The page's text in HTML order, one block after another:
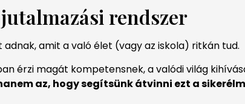
rendszer
amit a való élet (vagy az iskola) ritkán tud.
érzi magát kompetensnek, a valódi világ
az, hogy segítsünk átvinni ezt a